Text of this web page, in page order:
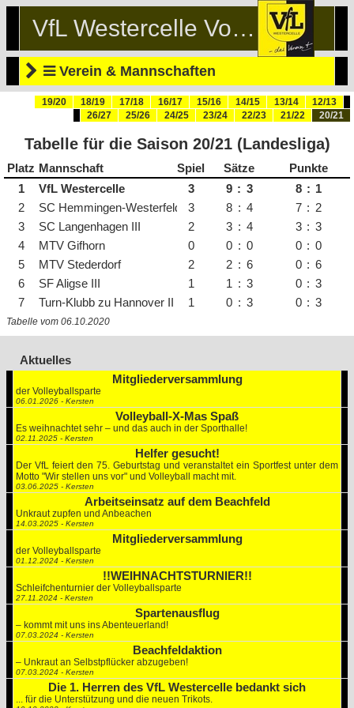
VfL Westercelle Volleyball
Verein & Mannschaften
12/13
13/14
14/15
15/16
16/17
17/18
18/19
19/20
20/21
21/22
22/23
23/24
24/25
25/26
26/27
Tabelle für die Saison 20/21 (Landesliga)
Platz Mannschaft Spiele Sätze
Punkte
1
VfL Westercelle 3 9 : 3 8 : 1
2
SC Hemmingen-Westerfeld 3 8 : 4 7 : 2
3
SC Langenhagen III 2 3 : 4 3 : 3
4
MTV Gifhorn 0 0 : 0 0 : 0
5
MTV Stederdorf 2 2 : 6 0 : 6
6
SF Aligse III 1 1 : 3 0 : 3
7
Turn-Klubb zu Hannover II 1 0 : 3 0 : 3
Tabelle vom 06.10.2020
Aktuelles
Mitgliederversammlung
der Volleyballsparte
06.01.2026 - Kersten
Volleyball-X-Mas Spaß
Es weihnachtet sehr – und das auch in der Sporthalle!
02.11.2025 - Kersten
Helfer gesucht!
Der VfL feiert den 75. Geburtstag und veranstaltet ein Sportfest unter dem
Motto "Wir stellen uns vor" und Volleyball macht mit.
03.06.2025 - Kersten
Arbeitseinsatz auf dem Beachfeld
Unkraut zupfen und Anbeachen
14.03.2025 - Kersten
Mitgliederversammlung
der Volleyballsparte
01.12.2024 - Kersten
!!WEIHNACHTSTURNIER!!
Schleifchenturnier der Volleyballsparte
27.11.2024 - Kersten
Spartenausflug
– kommt mit uns ins Abenteuerland!
07.03.2024 - Kersten
Beachfeldaktion
– Unkraut an Selbstpflücker abzugeben!
07.03.2024 - Kersten
Die 1. Herren des VfL Westercelle bedankt sich
... für die Unterstützung und die neuen Trikots.